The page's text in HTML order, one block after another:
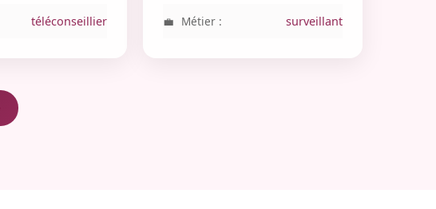
téléconseillier Métier : surveillant